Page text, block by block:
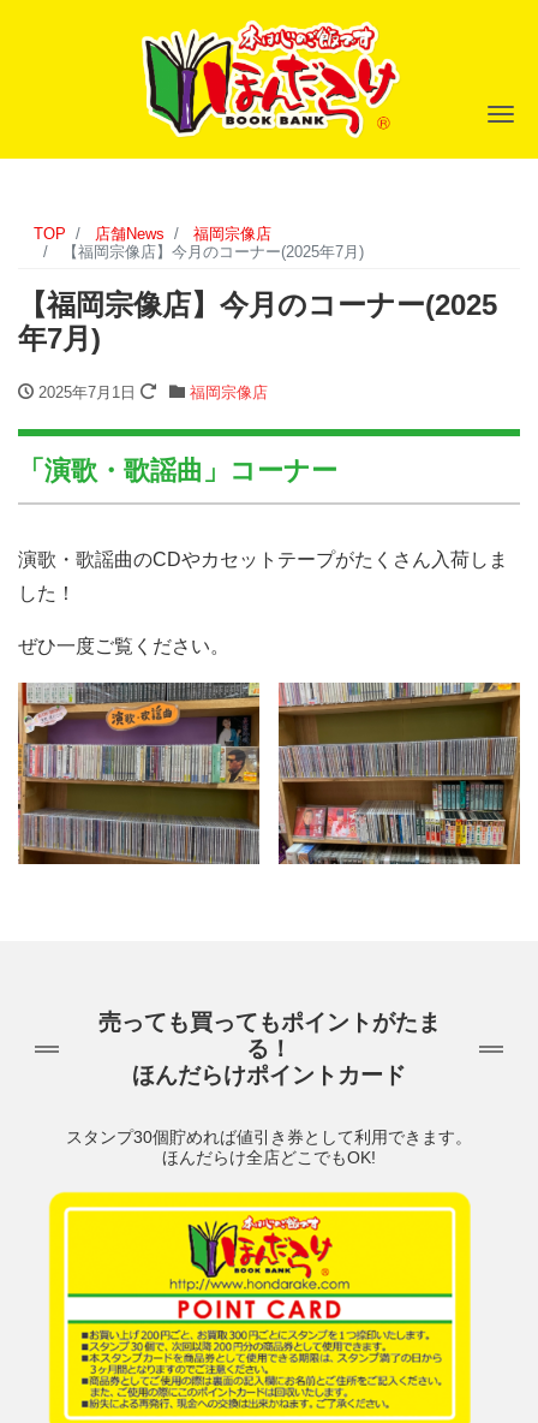
ナ
TOP 店舗News
福岡宗像店
【福岡宗像店】今月のコーナー(2025年7月)
【福岡宗像店】今月のコーナー(2025
年7月)
2025年7月1日 福岡宗像店
「演歌・歌謡曲」コーナー
演歌・歌謡曲のCDやカセットテープがたくさん入荷しま
した！
ぜひ一度ご覧ください。
売っても買ってもポイントがたま
る！
ほんだらけポイントカード
スタンプ30個貯めれば値引き券として利用できます。
ほんだらけ全店どこでもOK!